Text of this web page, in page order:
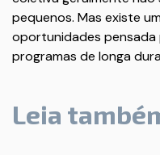
pequenos. Mas existe
oportunidades pensada
programas de longa
Leia